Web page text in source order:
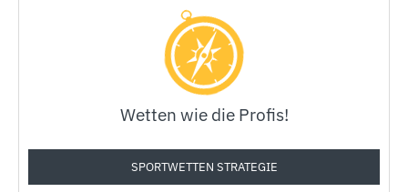
Wetten wie die Profis!
SPORTWETTEN STRATEGIE